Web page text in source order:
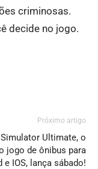
criminosas.
decide no jogo.
Próximo artigo
Ultimate, o
jogo de ônibus para
e IOS, lança sábado!